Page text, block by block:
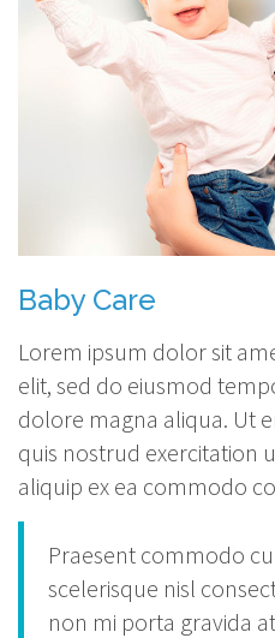
Baby Care
Lorem ipsum dolor sit
elit, sed do eiusmod
dolore magna aliqua. Ut
quis nostrud exercitation
aliquip ex ea commodo
Praesent commodo
scelerisque nisl
non mi porta gravida